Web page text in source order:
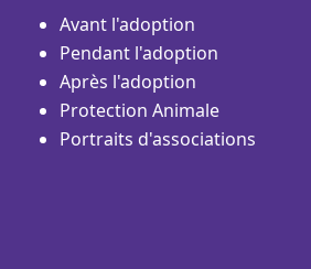
Avant l'adoption
Pendant l'adoption
Après l'adoption
Protection Animale
Portraits d'associations